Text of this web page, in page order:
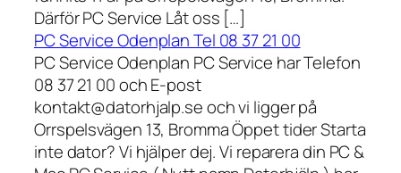
Därför PC Service Låt oss […]
PC Service Odenplan Tel 08 37 21 00
PC Service Odenplan PC Service har Telefon
08 37 21 00 och E-post
kontakt@datorhjalp.se och vi ligger på
Orrspelsvägen 13, Bromma Öppet tider Starta
inte dator? Vi hjälper dej. Vi reparera din PC &